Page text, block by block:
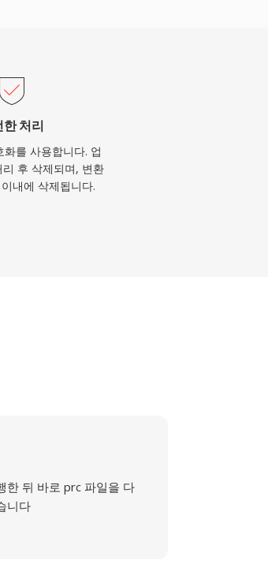
한 처리
를 사용합니다. 업
후 삭제되며, 변환
내에 삭제됩니다.
한 뒤 바로 prc 파일을 다
니다